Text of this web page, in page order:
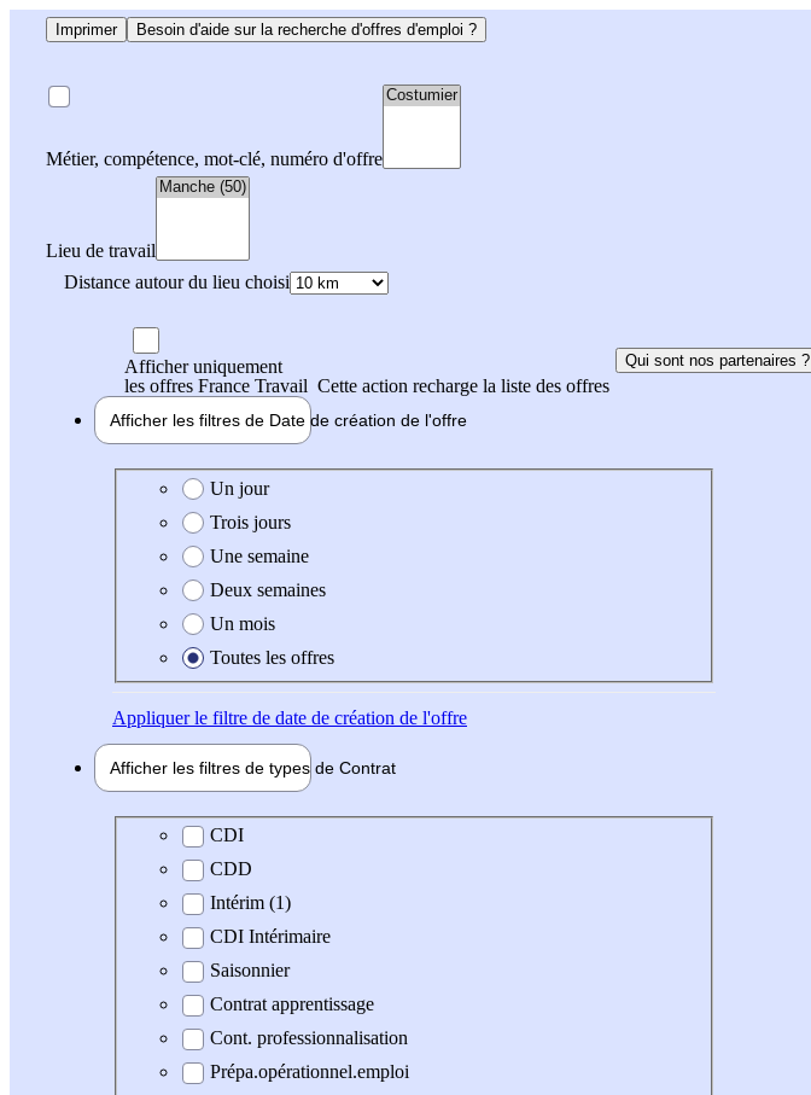
Imprimer Besoin d'aide sur la recherche d'offres d'emploi ?
Métier, compétence, mot-clé, numéro d'offre
Lieu de travail
Distance autour du lieu choisi
Afficher uniquement
les offres France Travail Cette action recharge la liste des offres
Qui sont nos partenaires ?
Afficher les filtres de Date de création de l'offre
Date de création de l'offre
Un jour
Trois jours
Une semaine
Deux semaines
Un mois
Toutes les offres
Appliquerle filtre de date de création de l'offre
Afficher les filtres de types de Contrat
Type de contrat
CDI
CDD
Intérim (1)
CDI Intérimaire
Saisonnier
Contrat apprentissage
Cont. professionnalisation
Prépa.opérationnel.emploi